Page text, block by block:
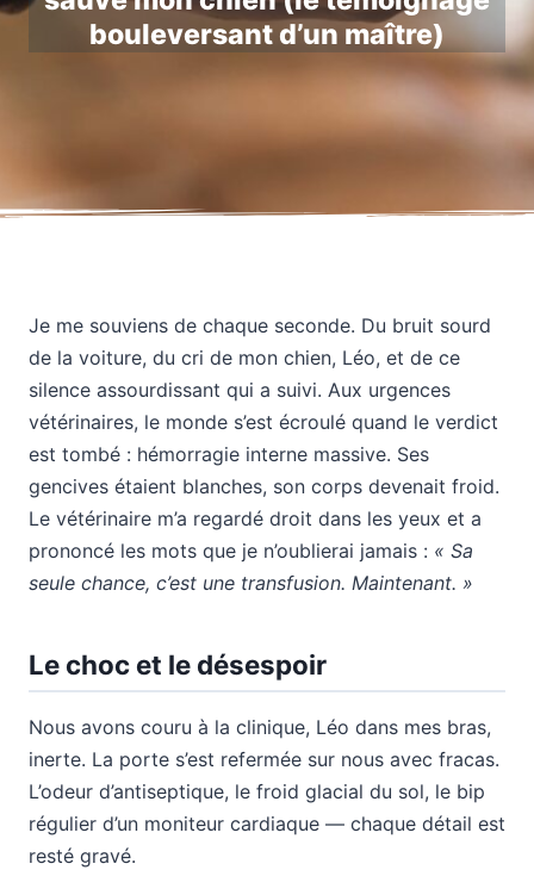
bouleversant d’un maître)
Je me souviens de chaque seconde. Du bruit sourd
de la voiture, du cri de mon chien, Léo, et de ce
silence assourdissant qui a suivi. Aux urgences
vétérinaires, le monde s’est écroulé quand le verdict
est tombé : hémorragie interne massive. Ses
gencives étaient blanches, son corps devenait froid.
Le vétérinaire m’a regardé droit dans les yeux et a
prononcé les mots que je n’oublierai jamais : « Sa
seule chance, c’est une transfusion. Maintenant. »
Le choc et le désespoir
Nous avons couru à la clinique, Léo dans mes bras,
inerte. La porte s’est refermée sur nous avec fracas.
L’odeur d’antiseptique, le froid glacial du sol, le bip
régulier d’un moniteur cardiaque — chaque détail est
resté gravé.